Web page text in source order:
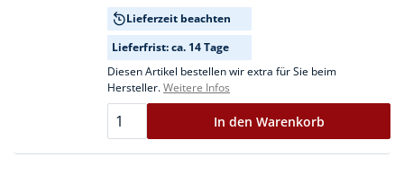
Lieferzeit beachten
Lieferfrist: ca. 14 Tage
Diesen Artikel bestellen wir extra für Sie beim
Hersteller.Weitere Infos
In den Warenkorb